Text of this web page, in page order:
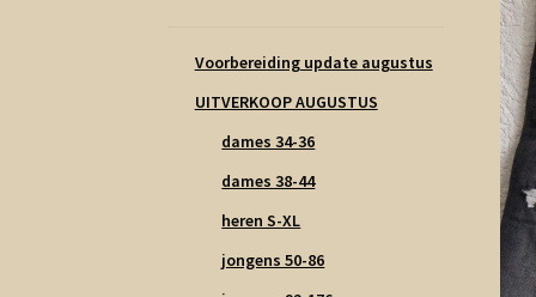
Voorbereiding update augustus
UITVERKOOP AUGUSTUS
dames 34-36
dames 38-44
heren S-XL
jongens 50-86